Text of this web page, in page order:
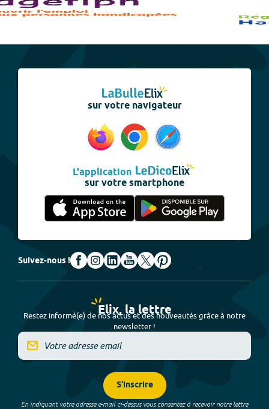
sur votre navigateur
L'application
sur votre smartphone
Suivez-nous !
Elix, la lettre
Restez informé(e) de nos actus et des nouveautés grâce à notre
newsletter !
S'inscrire
En indiquant votre adresse e-mail ci-dessus vous consentez à recevoir notre lettre